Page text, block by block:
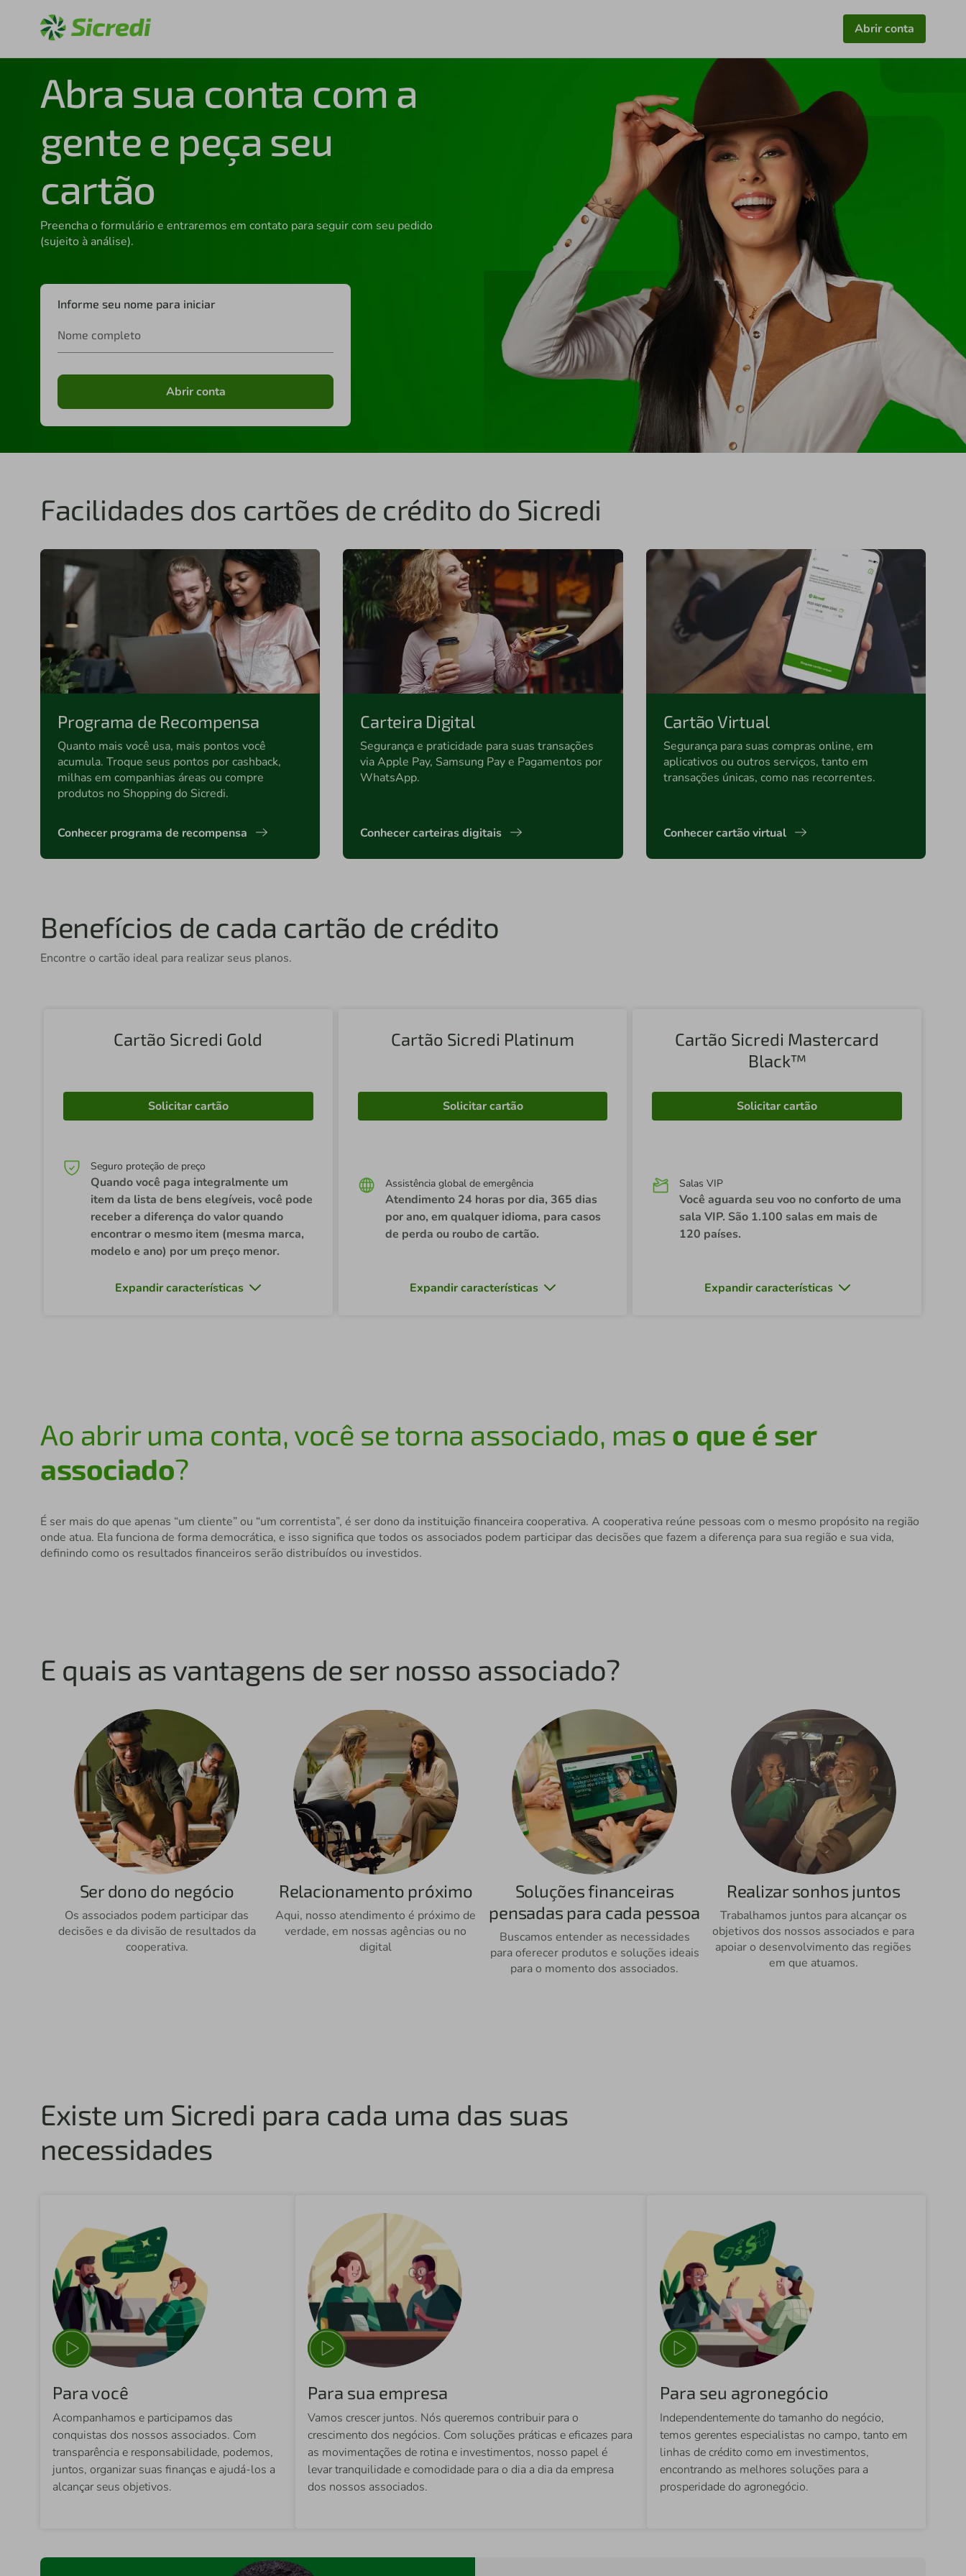
Abrir conta
Abra sua conta com a
gente e peça seu
cartão
Preencha o formulário e entraremos em contato para seguir com seu pedido
(sujeito à análise).
Informe seu nome para iniciar
Nome completo
Abrir conta
Facilidades dos cartões de crédito do Sicredi
Programa de Recompensa
Quanto mais você usa, mais pontos você
acumula. Troque seus pontos por cashback,
milhas em companhias áreas ou compre
produtos no Shopping do Sicredi.
Conhecer programa de recompensa
Carteira Digital
Segurança e praticidade para suas transações
via Apple Pay, Samsung Pay e Pagamentos por
WhatsApp.
Conhecer carteiras digitais
Cartão Virtual
Segurança para suas compras online, em
aplicativos ou outros serviços, tanto em
transações únicas, como nas recorrentes.
Conhecer cartão virtual
Benefícios de cada cartão de crédito
Encontre o cartão ideal para realizar seus planos.
Cartão Sicredi Gold
Solicitar cartão
Seguro proteção de preço
Quando você paga integralmente um
item da lista de bens elegíveis, você pode
receber a diferença do valor quando
encontrar o mesmo item (mesma marca,
modelo e ano) por um preço menor.
Expandir características
Cartão Sicredi Platinum
Solicitar cartão
Assistência global de emergência
Atendimento 24 horas por dia, 365 dias
por ano, em qualquer idioma, para casos
de perda ou roubo de cartão.
Expandir características
Cartão Sicredi Mastercard
Black™
Solicitar cartão
Salas VIP
Você aguarda seu voo no conforto de uma
sala VIP. São 1.100 salas em mais de
120 países.
Expandir características
Ao abrir uma conta, você se torna associado, mas o que é ser
associado?
É ser mais do que apenas “um cliente” ou “um correntista”, é ser dono da instituição financeira cooperativa. A cooperativa reúne pessoas com o mesmo propósito na região
onde atua. Ela funciona de forma democrática, e isso significa que todos os associados podem participar das decisões que fazem a diferença para sua região e sua vida,
definindo como os resultados financeiros serão distribuídos ou investidos.
E quais as vantagens de ser nosso associado?
Ser dono do negócio
Os associados podem participar das
decisões e da divisão de resultados da
cooperativa.
Relacionamento próximo
Aqui, nosso atendimento é próximo de
verdade, em nossas agências ou no
digital
Soluções financeiras
pensadas para cada pessoa
Buscamos entender as necessidades
para oferecer produtos e soluções ideais
para o momento dos associados.
Realizar sonhos juntos
Trabalhamos juntos para alcançar os
objetivos dos nossos associados e para
apoiar o desenvolvimento das regiões
em que atuamos.
Existe um Sicredi para cada uma das suas
necessidades
Para você
Acompanhamos e participamos das
conquistas dos nossos associados. Com
transparência e responsabilidade, podemos,
juntos, organizar suas finanças e ajudá-los a
alcançar seus objetivos.
Para sua empresa
Vamos crescer juntos. Nós queremos contribuir para o
crescimento dos negócios. Com soluções práticas e eficazes para
as movimentações de rotina e investimentos, nosso papel é
levar tranquilidade e comodidade para o dia a dia da empresa
dos nossos associados.
Para seu agronegócio
Independentemente do tamanho do negócio,
temos gerentes especialistas no campo, tanto em
linhas de crédito como em investimentos,
encontrando as melhores soluções para a
prosperidade do agronegócio.